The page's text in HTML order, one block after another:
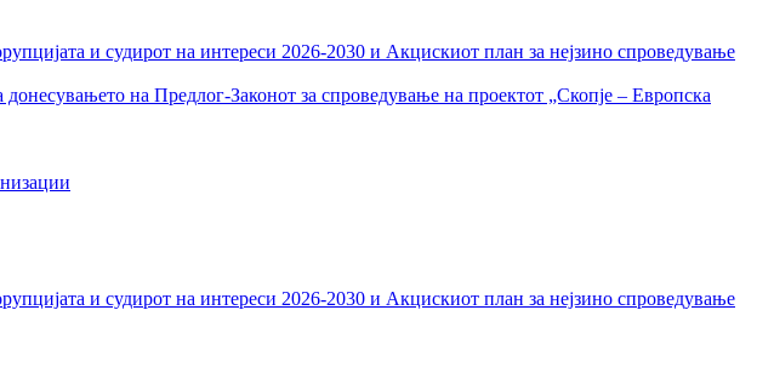
и судирот на интереси 2026-2030 и Акцискиот план за нејзино спроведување
на Предлог-Законот за спроведување на проектот „Скопје – Европска
и судирот на интереси 2026-2030 и Акцискиот план за нејзино спроведување